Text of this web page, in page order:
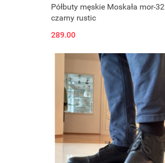
Półbuty męskie Moskała mor-32
czarny rustic
289.00